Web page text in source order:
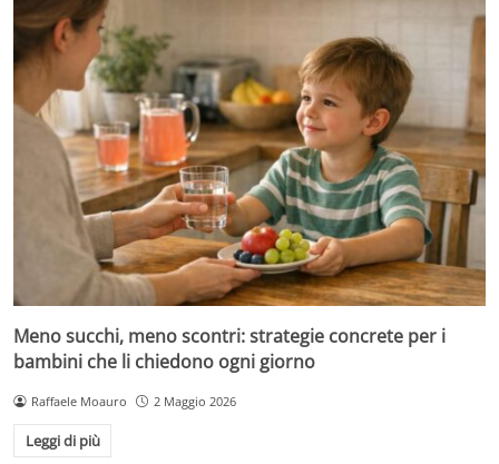
Meno succhi, meno scontri: strategie concrete per i
bambini che li chiedono ogni giorno
Raffaele Moauro 2 Maggio 2026
Leggi di più